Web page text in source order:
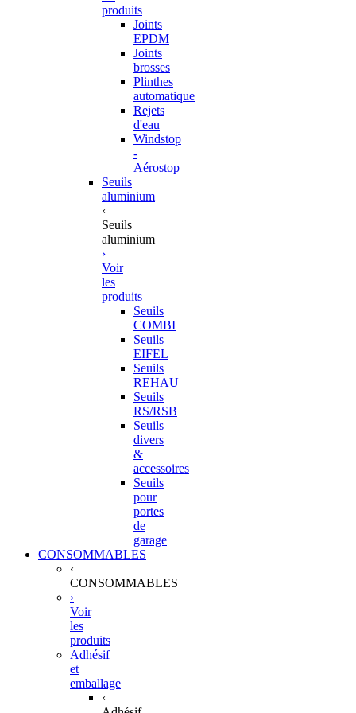
produits
Joints
EPDM
Joints
brosses
Plinthes
automatique
Rejets
d'eau
Windstop
-
Aérostop
Seuils
aluminium
‹
Seuils
aluminium
›
Voir
les
produits
Seuils
COMBI
Seuils
EIFEL
Seuils
REHAU
Seuils
RS/RSB
Seuils
divers
&
accessoires
Seuils
pour
portes
de
garage
CONSOMMABLES
‹
CONSOMMABLES
›
Voir
les
produits
Adhésif
et
emballage
‹